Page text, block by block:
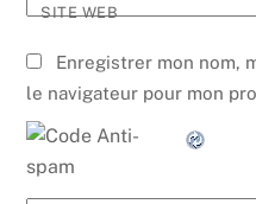
SITE WEB
Enregistrer mon nom,
le navigateur pour mon